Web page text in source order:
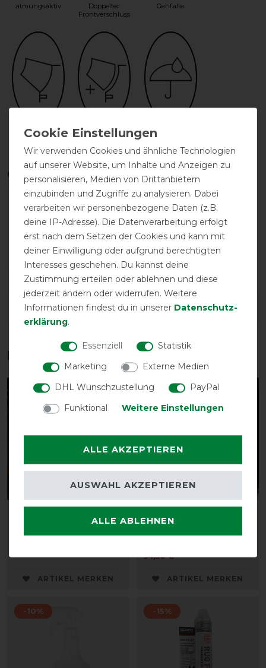
atmungsaktiv
Doppelter
Frontverschluss
Gehfalte
Halsteil
Halsteil möglich wasserdicht
Qualitätsstufen
Reißfestigkeit Wasserdichtigkeit
DETAILS ZUR PRODUKTSICHERHEIT
Das perfekte Zubehör für dich
-10%
ARTIKEL MERKEN
-10%
mit Gehfalte 840D 300g
94,50 € *
ARTIKEL MERKEN
-10% -15%
Wir verwenden Cookies und ähnliche Technologien
auf unserer Website, um Inhalte und Anzeigen zu
personalisieren, Medien von Drittanbietern
einzubinden und Zugriffe zu analysieren. Dabei
verarbeiten wir personenbezogene Daten (z.B.
deine IP-Adresse). Die Datenverarbeitung erfolgt
erst nach dem Setzen der Cookies und kann mit
deiner Einwilligung oder aufgrund berechtigten
Interesses geschehen. Du kannst deine
Zustimmung erteilen oder ablehnen und diese
jederzeit ändern oder widerrufen. Weitere
Informationen findest du in unserer Daten­schutz­
erklärung.
Essenziell
Statistik
Marketing
Externe Medien
DHL Wunschzustellung
PayPal
Funktional
Weitere Einstellungen
ALLE AKZEPTIEREN
ALLE ABLEHNEN
AUSWAHL AKZEPTIEREN